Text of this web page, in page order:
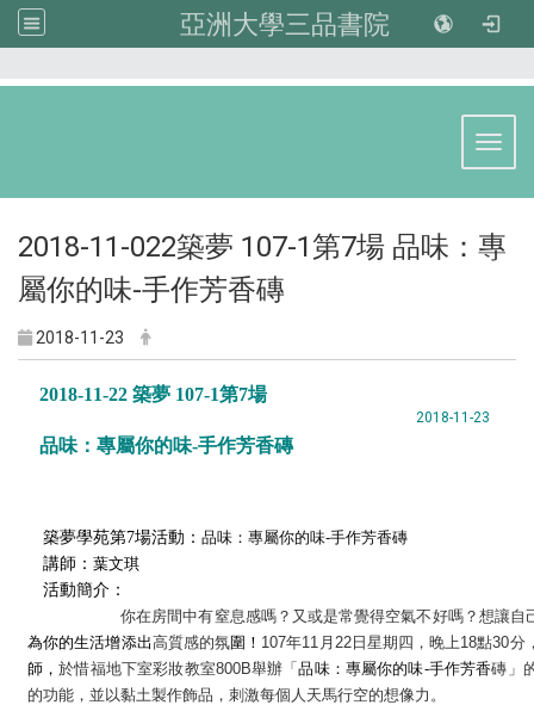
亞洲大學三品書院
2018-11-022築夢 107-1第7場 品味：專
屬你的味-手作芳香磚
2018-11-23
2018-11-22 築夢 107-1第7場
品味 ：專屬你的味-手作芳香磚
2018-11-23
築夢學苑第7場活動： 品味：專屬你的味-手作芳香磚
講師： 葉文琪
活動簡介：
你在房間中有窒息感嗎？又或是常覺得空氣不好嗎？想讓自己
為你的生活增添出高質感的氛圍！ 107年11月 22日星期四，晚上18點30分
師，於惜福地下室彩妝教室800B舉辦「品味：專屬你的味-手作芳香磚」
的功能，並以黏土製作飾品，刺激每個人天馬行空的想像力。